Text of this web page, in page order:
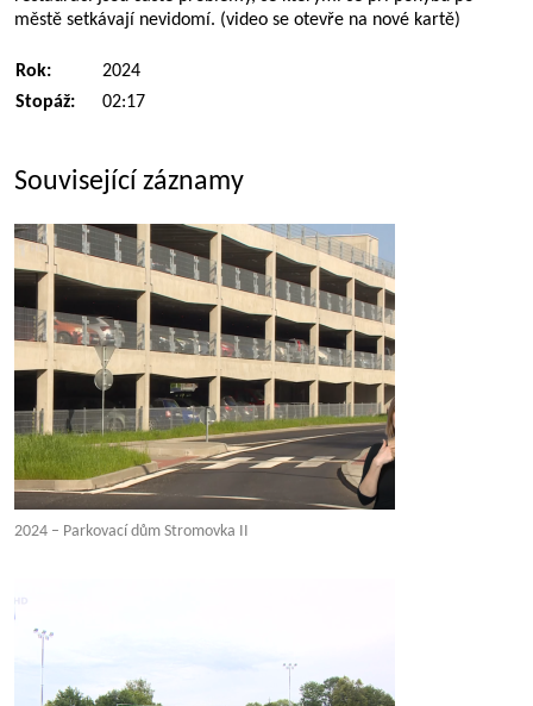
městě setkávají nevidomí. (video se otevře na nové kartě)
Rok:
2024
Stopáž:
02:17
Související záznamy
2024 – Parkovací dům Stromovka II